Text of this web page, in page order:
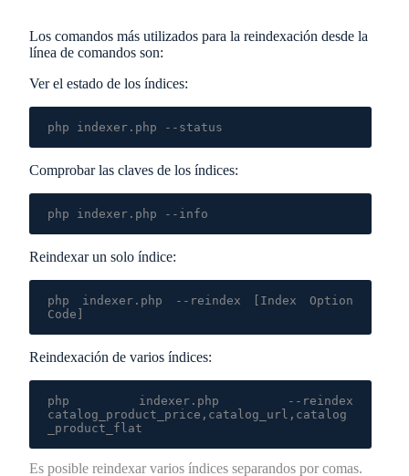
Los comandos más utilizados para la reindexación desde la
línea de comandos son:
Ver el estado de los índices:
Comprobar las claves de los índices:
Reindexarun solo índice:
php indexer.php --reindex [Index Option
Code]
Reindexación de varios índices:
php indexer.php --reindex
catalog_product_price,catalog_url,catalog
_product_flat
Es posible reindexar varios índices separandos por comas.